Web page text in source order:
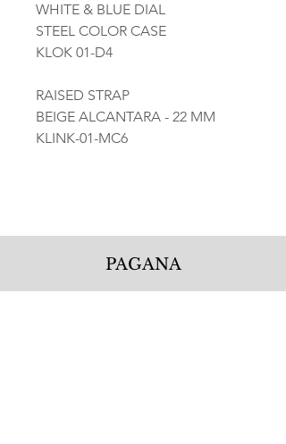
WHITE & BLUE DIAL
STEEL COLOR CASE
KLOK 01-D4
RAISED STRAP
BEIGE ALCANTARA - 22 MM
KLINK-01-MC6
PAGANA